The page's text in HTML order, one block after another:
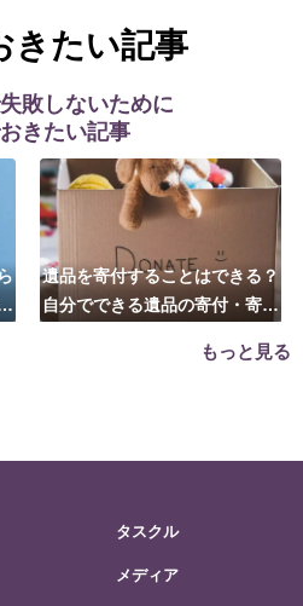
きたい記事
敗しないために
きたい記事
遺品を寄付することはできる？
自分でできる遺品の寄付・寄贈
もっと見る
タスクル
メディア